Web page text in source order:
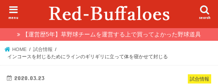
search
menu
【運営歴5年】草野球チームを運営する上で買ってよかった野球道具
HOME
試合情報
インコースを封じるためにラインのギリギリに立って体を寝かせて封じる
試合情報
2020.03.23